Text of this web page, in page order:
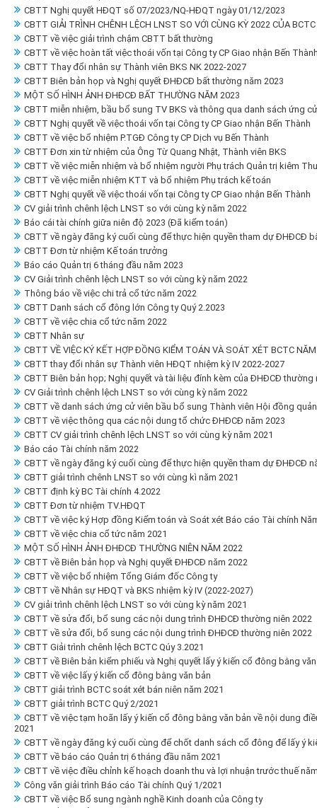
CBTT Nghị quyết HĐQT số 07/2023/NQ-HĐQT ngày 01/12/2023
CBTT GIẢI TRÌNH CHÊNH LỆCH LNST SO VỚI CÙNG KỲ 2022 CỦA
CBTT về việc giải trình chậm CBTT bất thường
CBTT về việc hoàn tất việc thoái vốn tại Công ty CP Giao nhận Bến
CBTT Thay đổi nhân sự Thành viên BKS NK 2022-2027
CBTT Biên bản họp và Nghị quyết ĐHĐCĐ bất thường năm 2023
MỘT SỐ HÌNH ẢNH ĐHĐCĐ BẤT THƯỜNG NĂM 2023
CBTT miễn nhiệm, bầu bổ sung TV BKS và thông qua danh sách ứng
CBTT Nghị quyết về việc thoái vốn tại Công ty CP Giao nhận Bến Thành
CBTT về việc bổ nhiệm P.TGĐ Công ty CP Dịch vụ Bến Thành
CBTT Đơn xin từ nhiệm của Ông Từ Quang Nhật, Thành viên BKS
CBTT về việc miễn nhiệm và bổ nhiệm người Phụ trách Quản trị kiêm
CBTT về việc miễn nhiệm KTT và bổ nhiệm Phụ trách kế toán
CBTT Nghị quyết về việc thoái vốn tại Công ty CP Giao nhận Bến Thành
CV giải trình chênh lệch LNST so với cùng kỳ năm 2022
Báo cái tài chính giữa niên độ 2023 (Đã kiểm toán)
CBTT về ngày đăng ký cuối cùng để thực hiện quyền tham dự ĐHĐCĐ
CBTT Đơn từ nhiệm Kế toán trưởng
Báo cáo Quản trị 6 tháng đầu năm 2023
CV Giải trình chênh lệch LNST so với cùng kỳ năm 2022
Thông báo về việc chi trả cổ tức năm 2022
CBTT Danh sách cổ đông lớn Công ty Quý 2.2023
CBTT về việc chia cổ tức năm 2022
CBTT Nhân sự
CBTT VỀ VIỆC KÝ KẾT HỢP ĐỒNG KIỂM TOÁN VÀ SOÁT XÉT BCTC
CBTT thay đổi nhân sự Thành viên HĐQT nhiệm kỳ IV 2022-2027
CBTT Biên bản họp; Nghị quyết và tài liệu đính kèm của ĐHĐCĐ thường
CV Giải trình chênh lệch LNST so với cùng kỳ năm 2022
CBTT về danh sách ứng cử viên bầu bổ sung Thành viên Hội đồng
CBTT về việc thông qua các nội dung tổ chức ĐHĐCĐ năm 2023
CBTT CV giải trình chênh lệch LNST so với cùng kỳ năm 2021
Báo cáo Tài chính năm 2022
CBTT về ngày đăng ký cuối cùng để thực hiện quyền tham dự ĐHĐCĐ
CBTT giải trình chênh LNST so với cùng kì năm 2021
CBTT định kỳ BC Tài chính 4.2022
CBTT Đơn từ nhiệm TV.HĐQT
CBTT về việc ký Hợp đồng Kiểm toán và Soát xét Báo cáo Tài chính
CBTT về việc chia cổ tức năm 2021
MỘT SỐ HÌNH ẢNH ĐHĐCĐ THƯỜNG NIÊN NĂM 2022
CBTT về Biên bản họp và Nghị quyết ĐHĐCĐ năm 2022
CBTT về việc bổ nhiệm Tổng Giám đốc Công ty
CBTT về Nhân sự HĐQT và BKS nhiệm kỳ IV (2022-2027)
CV giải trình chênh lệch LNST so với cùng kỳ năm 2021
CBTT về sửa đổi, bổ sung các nội dung trình ĐHĐCĐ thường niên 2022
CBTT về sửa đổi, bổ sung các nội dung trình ĐHĐCĐ thường niên 2022
CBTT Giải trình chênh lệch BCTC Qúy 3.2021
CBTT về Biên bản kiểm phiếu và Nghị quyết lấy ý kiến cổ đông bằng
CBTT về việc lấy ý kiến cổ đông bằng văn bản
CBTT giải trình BCTC soát xét bán niên năm 2021
CBTT giải trình BCTC Quý 2/2021
CBTT về việc tạm hoãn lấy ý kiến cổ đông bằng văn bản về nội dung
2021
CBTT về ngày đăng ký cuối cùng để chốt danh sách cổ đông để lấy ý
CBTT về báo cáo Quản trị 6 tháng đầu năm 2021
CBTT về việc điều chỉnh kế hoạch doanh thu và lợi nhuận trước thuế
Công văn giải trình Báo cáo Tài chính Quý 1/2021
CBTT về việc Bổ sung ngành nghề Kinh doanh của Công ty